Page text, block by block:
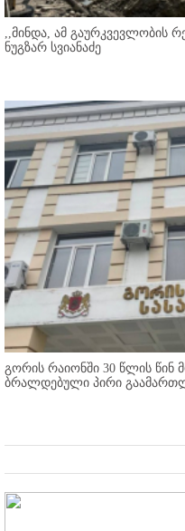
,,მინდა, ამ გაურკვევლობის
ნუგზარ სვიანაძე
გორის რაიონში 30 წლის
ბრალდებული პირი